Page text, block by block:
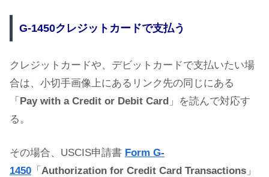
G-1450クレジットカードで支払う
クレジットカードや、デビットカードで支払いたい場
合は、小切手画像上にあるリンク先の同じにある
「 Pay with a Credit or Debit Card 」を読んで対応す
る。
その場合、USCIS申請書 Form G-
1450 「 Authorization for Credit Card Transactions 」